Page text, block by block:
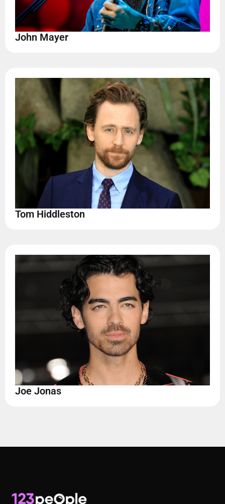
John Mayer
Tom Hiddleston
Joe Jonas